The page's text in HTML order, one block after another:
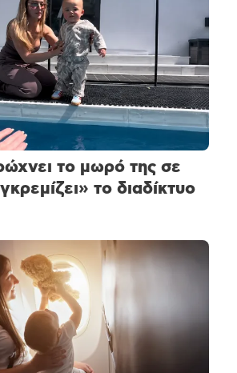
το μωρό της σε
το διαδίκτυο